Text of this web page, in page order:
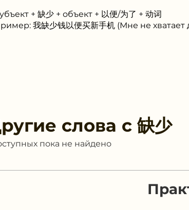
+ 缺少 + объект + 以便/为了 + 动词
我缺少钱以便买新手机 (Мне не
слова с 缺少
пока не найдено